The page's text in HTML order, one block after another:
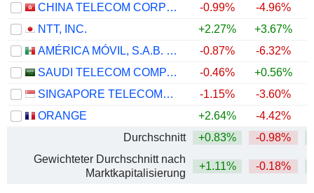
CHINA TELECOM CORPORATION LIMITED
-0.99% -4.96%
NTT, INC.
+2.27% +3.67%
AMÉRICA MÓVIL, S.A.B. DE C.V.
-0.87% -6.32%
SAUDI TELECOM COMPANY
-0.46% +0.56%
SINGAPORE TELECOMMUNICATIONS LIMITED
-1.15% -3.60%
ORANGE
+2.64% -4.42%
Durchschnitt
+0.83% -0.98%
Gewichteter Durchschnitt nach
Marktkapitalisierung
+1.11% -0.18%